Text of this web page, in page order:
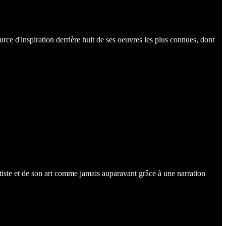
d'inspiration derrière huit de ses oeuvres les plus connues, dont
et de son art comme jamais auparavant grâce à une narration